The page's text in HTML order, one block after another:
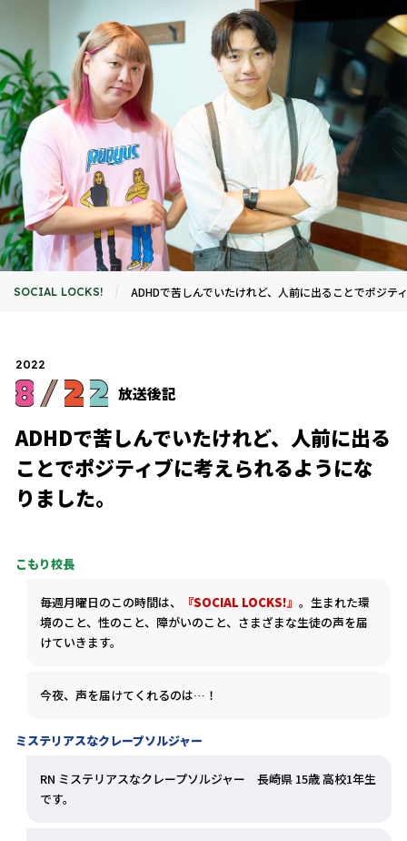
SOCIAL LOCKS! ADHDで苦しんでいたけれど、人前に出ることでポジテ
2022
放送後記
ADHDで苦しんでいたけれど、人前に出る
ことでポジティブに考えられるようにな
りました。
こもり校長
毎週月曜日のこの時間は、 『SOCIAL LOCKS!』。生まれた環
境のこと、性のこと、障がいのこと、さまざまな生徒の声を届
けていきます。
今夜、声を届けてくれるのは…！
ミステリアスなクレープソルジャー
RN ミステリアスなクレープソルジャー 長崎県 15歳 高校1年生
です。